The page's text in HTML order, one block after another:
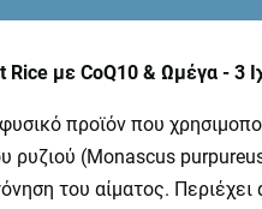
Rice με CoQ10 & Ωμέγα - 3
προϊόν που
ρυζιού (Monascus
του αίματος.